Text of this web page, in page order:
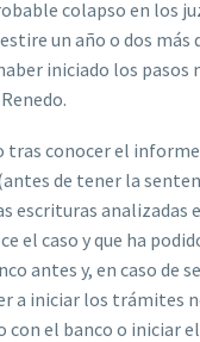
colapso en los
un año o dos más
iniciado los pasos
tras conocer el
de tener la
escrituras analizadas
el caso y que ha
antes y, en caso de
a iniciar los trámites
con el banco o iniciar